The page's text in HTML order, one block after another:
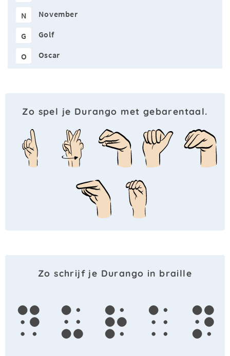
N
November
G Golf
O Oscar
Zo spel je Durango met gebarentaal.
Zo schrijf je Durango in braille
d u r a n